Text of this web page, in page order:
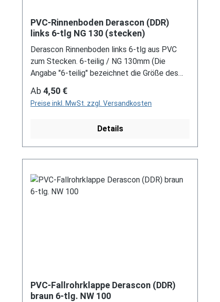
PVC-Rinnenboden Derascon (DDR)
links 6-tlg NG 130 (stecken)
Derascon Rinnenboden links 6-tlg aus PVC
zum Stecken. 6-teilig / NG 130mm (Die
Angabe "6-teilig" bezeichnet die Größe des
Artikels, nicht die Stückzahl!) Farben: grau /
braun Bei der Installation von Rinnenelemente
zum Stecken ist immer ein Gleitmittel
Schäden zu vermeiden! Für DDR-Dachrinne Es
modernen Systemen nicht kompatibel ist. Bei
Fragen stehen wir gerne auch telefonische für
Regulärer Preis:
Ab 4,50 €
Preise inkl. MwSt. zzgl. Versandkosten
Details
PVC-Fallrohrklappe Derascon (DDR)
braun 6-tlg. NW 100